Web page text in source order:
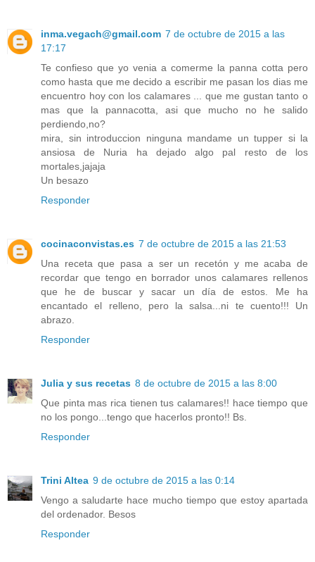
inma.vegach@gmail.com 7 de octubre de 2015 a las
17:17
Te confieso que yo venia a comerme la panna cotta pero
como hasta que me decido a escribir me pasan los dias me
encuentro hoy con los calamares ... que me gustan tanto o
mas que la pannacotta, asi que mucho no he salido
perdiendo,no?
mira, sin introduccion ninguna mandame un tupper si la
ansiosa de Nuria ha dejado algo pal resto de los
mortales,jajaja
Un besazo
Responder
cocinaconvistas.es 7 de octubre de 2015 a las 21:53
Una receta que pasa a ser un recetón y me acaba de
recordar que tengo en borrador unos calamares rellenos
que he de buscar y sacar un día de estos. Me ha
encantado el relleno, pero la salsa...ni te cuento!!! Un
abrazo.
Responder
Julia y sus recetas 8 de octubre de 2015 a las 8:00
Que pinta mas rica tienen tus calamares!! hace tiempo que
no los pongo...tengo que hacerlos pronto!! Bs.
Responder
Trini Altea 9 de octubre de 2015 a las 0:14
Vengo a saludarte hace mucho tiempo que estoy apartada
del ordenador. Besos
Responder